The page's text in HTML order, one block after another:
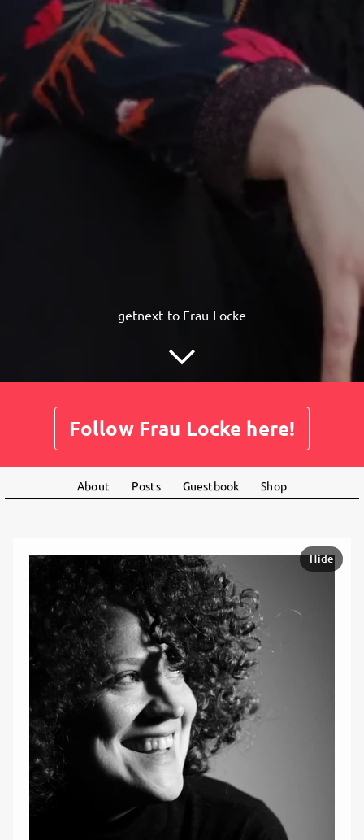
getnext to Frau Locke
Follow Frau Locke here!
About Posts Guestbook Shop
Hide